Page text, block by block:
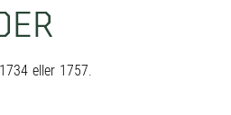
eller 1757.